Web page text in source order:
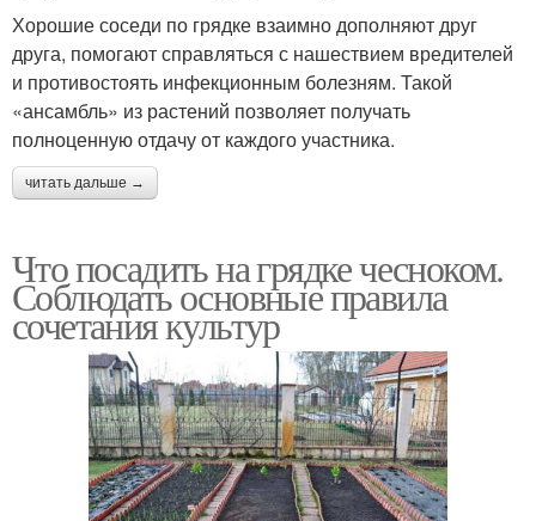
Хорошие соседи по грядке взаимно дополняют друг
друга, помогают справляться с нашествием вредителей
и противостоять инфекционным болезням. Такой
«ансамбль» из растений позволяет получать
полноценную отдачу от каждого участника.
читать дальше →
Что посадить на грядке чесноком.
Соблюдать основные правила
сочетания культур